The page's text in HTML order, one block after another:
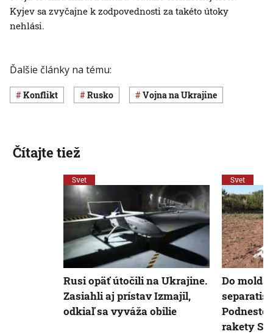
Kyjev sa zvyčajne k zodpovednosti za takéto útoky
nehlási.
Ďalšie články na tému:
konflikt Rusko vojna na Ukrajine
Čítajte tiež
Svet
Rusi opäť útočili na Ukrajine.
Zasiahli aj prístav Izmajil,
odkiaľ sa vyváža obilie
Svet
Do
rakety S-